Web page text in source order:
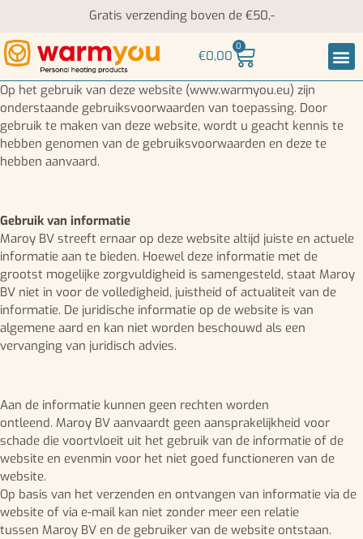
Gratis verzending boven de €50,-
€0,00
0
Op het gebruik van deze website (www.warmyou.eu) zijn
onderstaande gebruiksvoorwaarden van toepassing. Door
gebruik te maken van deze website, wordt u geacht kennis te
hebben genomen van de gebruiksvoorwaarden en deze te
hebben aanvaard.
Gebruik van informatie
Maroy BV streeft ernaar op deze website altijd juiste en actuele
informatie aan te bieden. Hoewel deze informatie met de
grootst mogelijke zorgvuldigheid is samengesteld, staat Maroy
BV niet in voor de volledigheid, juistheid of actualiteit van de
informatie. De juridische informatie op de website is van
algemene aard en kan niet worden beschouwd als een
vervanging van juridisch advies.
Aan de informatie kunnen geen rechten worden
ontleend. Maroy BV aanvaardt geen aansprakelijkheid voor
schade die voortvloeit uit het gebruik van de informatie of de
website en evenmin voor het niet goed functioneren van de
website.
Op basis van het verzenden en ontvangen van informatie via de
website of via e-mail kan niet zonder meer een relatie
tussen Maroy BV en de gebruiker van de website ontstaan.